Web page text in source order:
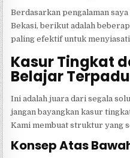
Berdasarkan pengalaman
Bekasi, berikut adalah
paling efektif untuk
Kasur Tingkat
Belajar Terpadu
Ini adalah juara dari segala
jangan bayangkan kasur
Kami membuat struktur yang
Konsep Atas